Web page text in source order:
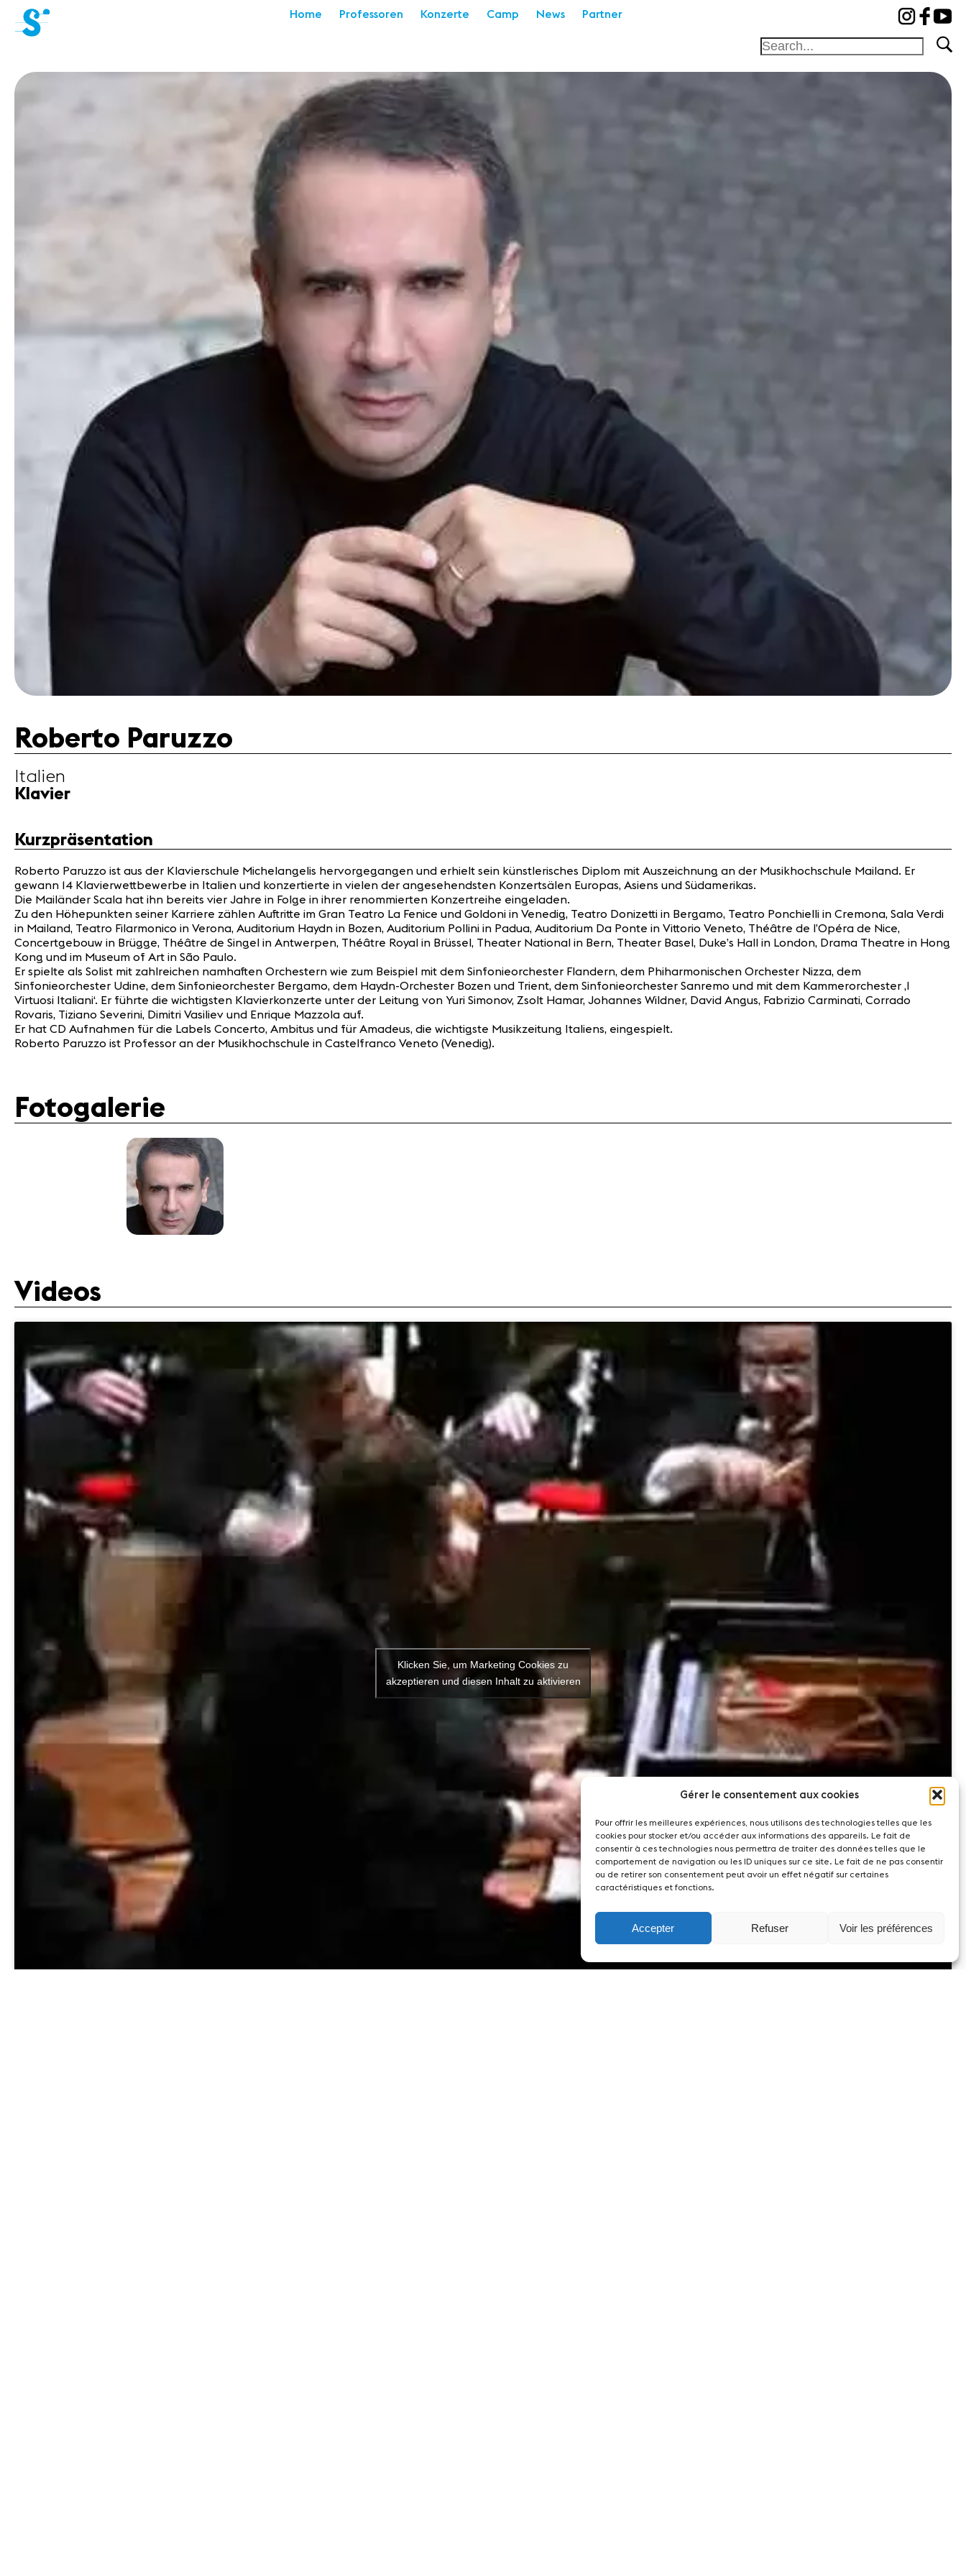
Gérer le consentement aux cookies
Pour offrir les meilleures expériences, nous utilisons des technologies telles que les
cookies pour stocker et/ou accéder aux informations des appareils. Le fait de
consentir à ces technologies nous permettra de traiter des données telles que le
comportement de navigation ou les ID uniques sur ce site. Le fait de ne pas consentir
ou de retirer son consentement peut avoir un effet négatif sur certaines
caractéristiques et fonctions.
Accepter Refuser Voir les préférences
cat-aca-sum
Über uns
Impressum
Home Professoren Konzerte Camp News Partner
Roberto Paruzzo
Italien
Klavier
Kurzpräsentation
Roberto Paruzzo ist aus der Klavierschule Michelangelis hervorgegangen und erhielt sein künstlerisches Diplom mit Auszeichnung an der Musikhochschule Mailand. Er
gewann 14 Klavierwettbewerbe in Italien und konzertierte in vielen der angesehendsten Konzertsälen Europas, Asiens und Südamerikas.
Die Mailänder Scala hat ihn bereits vier Jahre in Folge in ihrer renommierten Konzertreihe eingeladen.
Zu den Höhepunkten seiner Karriere zählen Auftritte im Gran Teatro La Fenice und Goldoni in Venedig, Teatro Donizetti in Bergamo, Teatro Ponchielli in Cremona, Sala Verdi
in Mailand, Teatro Filarmonico in Verona, Auditorium Haydn in Bozen, Auditorium Pollini in Padua, Auditorium Da Ponte in Vittorio Veneto, Théâtre de l’Opéra de Nice,
Concertgebouw in Brügge, Théâtre de Singel in Antwerpen, Théâtre Royal in Brüssel, Theater National in Bern, Theater Basel, Duke’s Hall in London, Drama Theatre in Hong
Kong und im Museum of Art in São Paulo.
Er spielte als Solist mit zahlreichen namhaften Orchestern wie zum Beispiel mit dem Sinfonieorchester Flandern, dem Phiharmonischen Orchester Nizza, dem
Sinfonieorchester Udine, dem Sinfonieorchester Bergamo, dem Haydn-Orchester Bozen und Trient, dem Sinfonieorchester Sanremo und mit dem Kammerorchester ‚I
Virtuosi Italiani‘. Er führte die wichtigsten Klavierkonzerte unter der Leitung von Yuri Simonov, Zsolt Hamar, Johannes Wildner, David Angus, Fabrizio Carminati, Corrado
Rovaris, Tiziano Severini, Dimitri Vasiliev und Enrique Mazzola auf.
Er hat CD Aufnahmen für die Labels Concerto, Ambitus und für Amadeus, die wichtigste Musikzeitung Italiens, eingespielt.
Roberto Paruzzo ist Professor an der Musikhochschule in Castelfranco Veneto (Venedig).
Fotogalerie
Videos
Klicken Sie, um Marketing Cookies zu
akzeptieren und diesen Inhalt zu aktivieren